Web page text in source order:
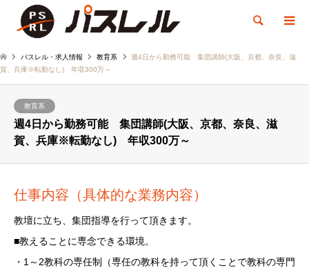
検索
パスレル・求人情報 教育系
週4日から勤務可能 集団講師(大阪、京都、奈良、滋
賀、兵庫※転勤なし) 年収300万～
教育系
週4日から勤務可能 集団講師(大阪、京都、奈良、滋
賀、兵庫※転勤なし) 年収300万～
仕事内容（具体的な業務内容）
教壇に立ち、集団指導を行って頂きます。
■教えることに専念できる環境。
・1～2教科の専任制（専任の教科を持って頂くことで教科の専門